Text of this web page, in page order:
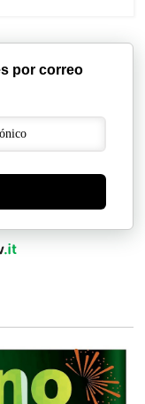
por correo